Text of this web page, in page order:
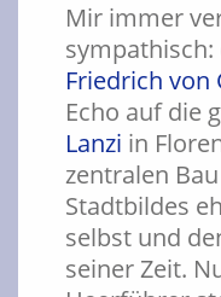
Mir immer
sympathisch:
Friedrich von
Echo auf die
Lanzi in
zentralen
Stadtbildes
selbst und
seiner Zeit.